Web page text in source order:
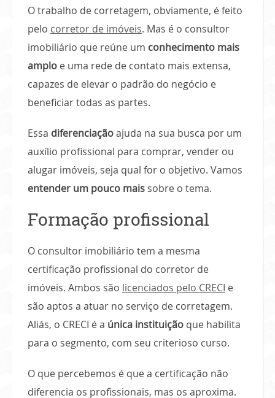
O trabalho de corretagem, obviamente, é feito
pelo corretor de imóveis. Mas é o consultor
imobiliário que reúne um conhecimento mais
amplo e uma rede de contato mais extensa,
capazes de elevar o padrão do negócio e
beneficiar todas as partes.
Essa diferenciaçãoajuda na sua busca por um
auxílio profissional para comprar, vender ou
alugar imóveis, seja qual for o objetivo. Vamos
entender um pouco mais sobre o tema.
Formação profissional
O consultor imobiliário tem a mesma
certificação profissional do corretor de
imóveis. Ambos são licenciados pelo CRECI e
são aptos a atuar no serviço de corretagem.
Aliás, o CRECI é a única instituição que habilita
para o segmento, com seu criterioso curso.
O que percebemos é que a certificação não
diferencia os profissionais, mas os aproxima.